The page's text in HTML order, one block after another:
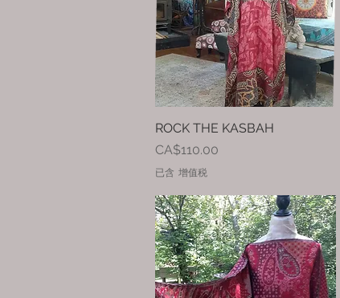
快速瀏覽
ROCK THE KASBAH
價格
CA$110.00
已含 增值税